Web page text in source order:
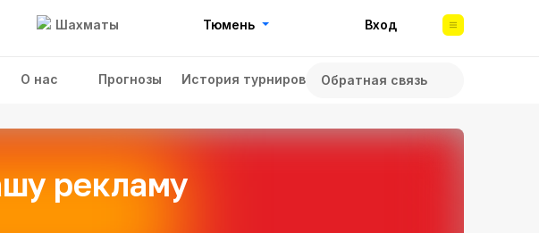
Шахматы Тюмень Вход
О нас Прогнозы История турниров Обратная связь
рекламу